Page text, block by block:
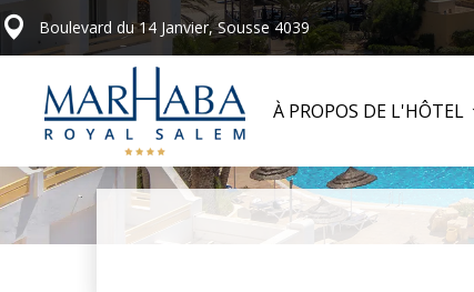
Boulevard du 14 Janvier, Sousse 4039
À PROPOS DE L'HÔTEL